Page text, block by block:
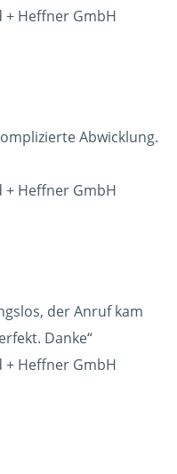
+ Heffner GmbH
Abwicklung.
+ Heffner GmbH
der Anruf kam
Danke“
+ Heffner GmbH